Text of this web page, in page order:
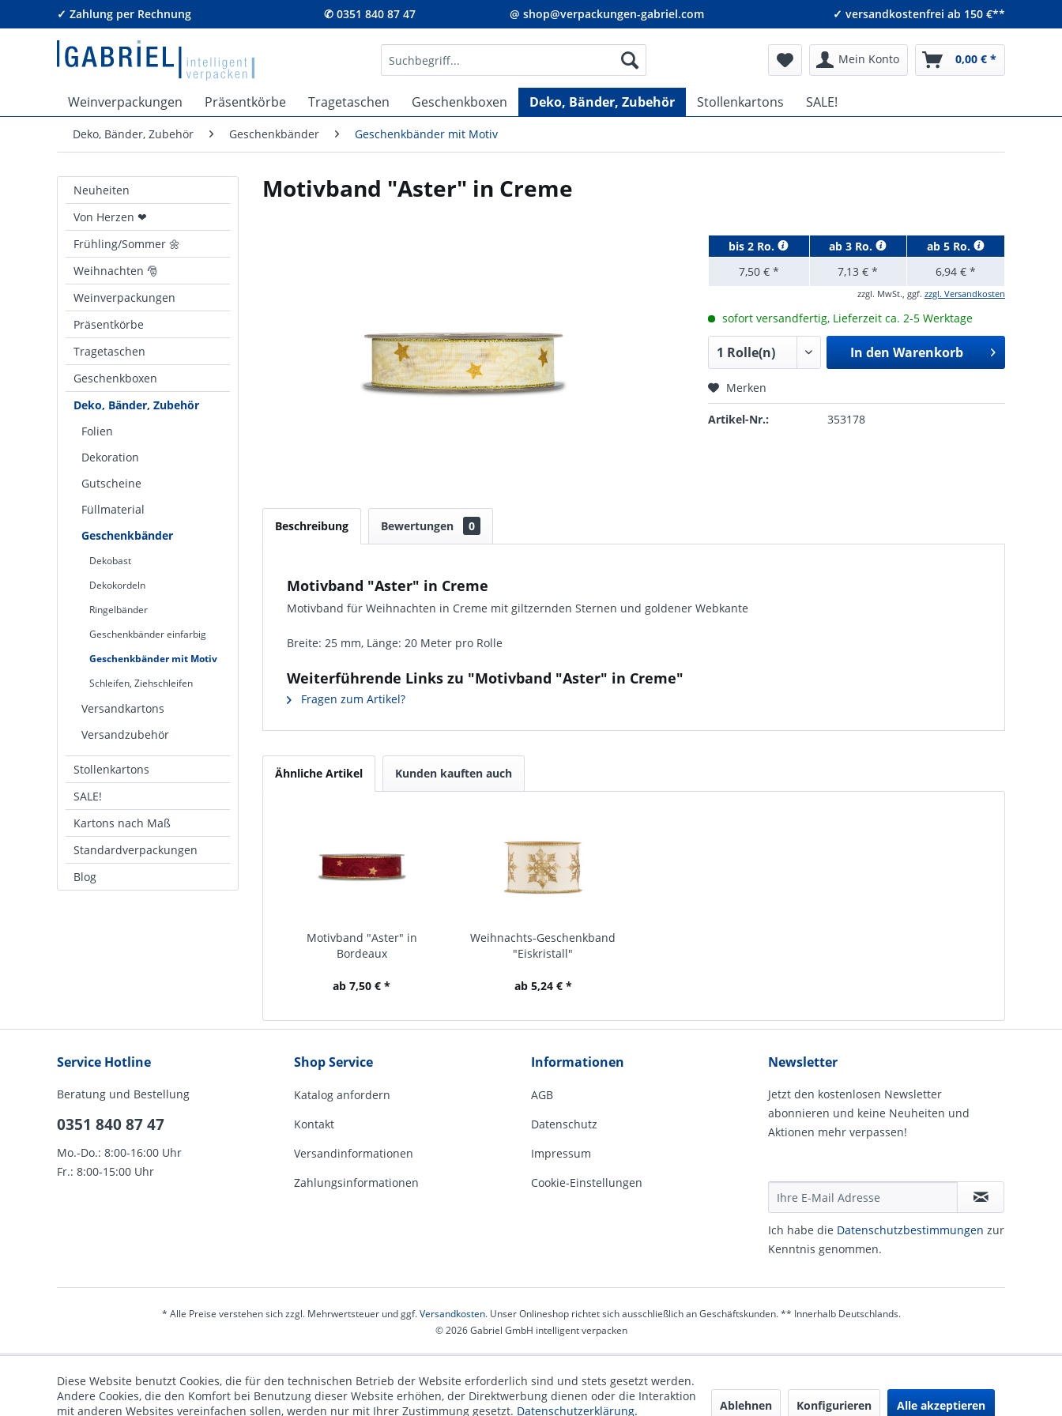
✓ Zahlung per Rechnung ✆ 0351 840 87 47 @ shop@verpackungen-gabriel.com ✓ versandkostenfrei ab 150 €**
Mein Konto 0,00 € *
Weinverpackungen Präsentkörbe Tragetaschen Geschenkboxen Deko, Bänder, Zubehör Stollenkartons SALE!
Deko, Bänder, Zubehör Geschenkbänder Geschenkbänder mit Motiv
Neuheiten
Von Herzen ❤
Frühling/Sommer 🌼
Weihnachten 🎅
Weinverpackungen
Präsentkörbe
Tragetaschen
Geschenkboxen
Deko, Bänder, Zubehör
Folien
Dekoration
Gutscheine
Füllmaterial
Geschenkbänder
Dekobast
Dekokordeln
Ringelbänder
Geschenkbänder einfarbig
Geschenkbänder mit Motiv
Schleifen, Ziehschleifen
Versandkartons
Versandzubehör
Stollenkartons
SALE!
Kartons nach Maß
Standardverpackungen
Blog
Motivband "Aster" in Creme
bis2 Ro. ab3 Ro. ab 5 Ro.
7,50 € *
7,13 € * 6,94 € *
zzgl. MwSt., ggf. zzgl. Versandkosten
sofort versandfertig, Lieferzeit ca. 2-5 Werktage
In den Warenkorb
Merken
Artikel-Nr.: 353178
Beschreibung Bewertungen 0
Motivband "Aster" in Creme
Motivband für Weihnachten in Creme mit giltzernden Sternen und goldener Webkante
Breite: 25 mm, Länge: 20 Meter pro Rolle
Weiterführende Links zu "Motivband "Aster" in Creme"
Fragen zum Artikel?
Ähnliche Artikel Kunden kauften auch
Motivband "Aster" in
Bordeaux
ab 7,50 € *
Weihnachts-Geschenkband
"Eiskristall"
ab 5,24 € *
Service Hotline
Beratung und Bestellung
0351 840 87 47
Mo.-Do.: 8:00-16:00 Uhr
Fr.: 8:00-15:00 Uhr
Shop Service
Katalog anfordern
Kontakt
Versandinformationen
Zahlungsinformationen
Informationen
AGB
Datenschutz
Impressum
Cookie-Einstellungen
Newsletter
Jetzt den kostenlosen Newsletter
abonnieren und keine Neuheiten und
Aktionen mehr verpassen!
Ich habe die Daten­schutz­be­stim­mungen zur
Kennt­nis genommen.
* Alle Preise verstehen sich zzgl. Mehrwertsteuer und ggf.Versandkosten. Unser Onlineshop richtet sich ausschließlich an Geschäftskunden. ** Innerhalb Deutschlands.
© 2026 Gabriel GmbH intelligent verpacken
Diese Website benutzt Cookies, die für den technischen Betrieb der Website erforderlich sind und stets gesetzt werden.
Andere Cookies, die den Komfort bei Benutzung dieser Website erhöhen, der Direktwerbung dienen oder die Interaktion
mit anderen Websites vereinfachen sollen, werden nur mit Ihrer Zustimmung gesetzt. Datenschutzerklärung. Ablehnen Konfigurieren Alle akzeptieren